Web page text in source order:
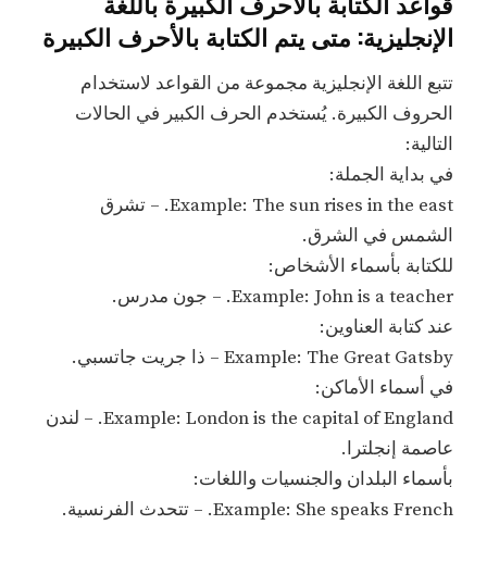
الإنجليزية: متى يتم الكتابة بالأحرف الكبيرة
تتبع اللغة الإنجليزية مجموعة من القواعد لاستخدام
الحروف الكبيرة. يُستخدم الحرف الكبير في الحالات
التالية:
في بداية الجملة:
Example: The sun rises in the east. – تشرق
الشمس في الشرق.
للكتابة بأسماء الأشخاص:
Example: John is a teacher. – جون مدرس.
عند كتابة العناوين:
Example: The Great Gatsby – ذا جريت جاتسبي.
في أسماء الأماكن:
Example: London is the capital of England. – لندن
عاصمة إنجلترا.
بأسماء البلدان والجنسيات واللغات:
Example: She speaks French. – تتحدث الفرنسية.